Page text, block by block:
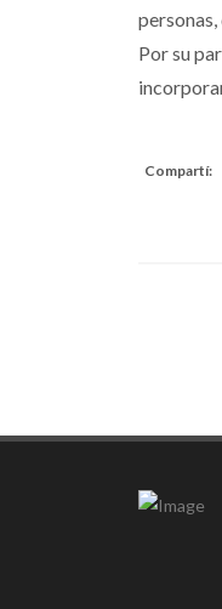
Por su
Compartí: